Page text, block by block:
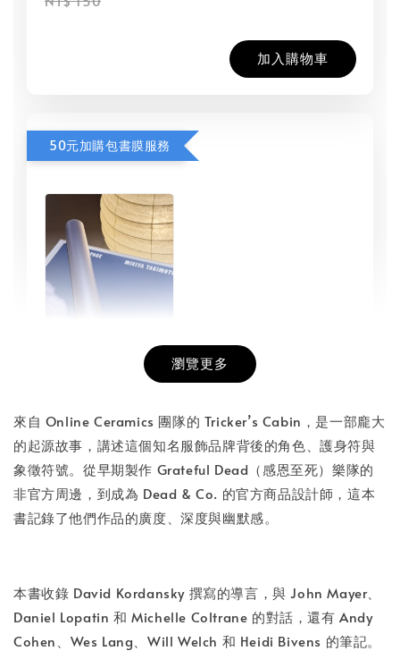
加入購物車
50元加購包書膜服務
NT$ 50
NT$ 100
- +
加入購物車
瀏覽更多
來自 Online Ceramics 團隊的 Tricker’s Cabin，是一部龐大
的起源故事，講述這個知名服飾品牌背後的角色、護身符與
象徵符號。從早期製作 Grateful Dead（感恩至死）樂隊的
非官方周邊，到成為 Dead & Co. 的官方商品設計師，這本
書記錄了他們作品的廣度、深度與幽默感。
本書收錄 David Kordansky 撰寫的導言，與 John Mayer、
Daniel Lopatin 和 Michelle Coltrane 的對話，還有 Andy
Cohen、Wes Lang、Will Welch 和 Heidi Bivens 的筆記。